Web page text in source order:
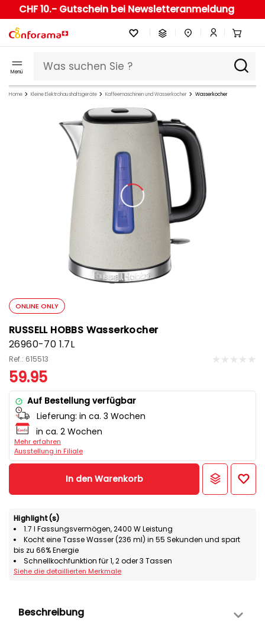
CHF 10.- Gutschein bei Newsletteranmeldung
Menü
Home Kleine Elektrohaushaltsgeräte Kaffeemaschinen und Wasserkocher Wasserkocher
ONLINE ONLY
RUSSELL HOBBS Wasserkocher
26960-70 1.7L
Ref.: 615513
59.95
Auf Bestellung verfügbar
Lieferung: in ca. 3 Wochen
in ca. 2 Wochen
Mehr erfahren
Ausstellung in Filiale
In den Warenkorb
Highlight(s)
1.7 l Fassungsvermögen, 2400 W Leistung
Kocht eine Tasse Wasser (236 ml) in 55 Sekunden und spart
bis zu 66% Energie
Schnellkochfunktion für 1, 2 oder 3 Tassen
Siehe die detaillierten Merkmale
Beschreibung